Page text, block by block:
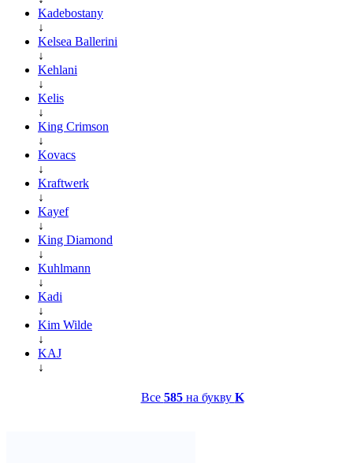
Kadebostany
↓
Kelsea Ballerini
↓
Kehlani
↓
Kelis
↓
King Crimson
↓
Kovacs
↓
Kraftwerk
↓
Kayef
↓
King Diamond
↓
Kuhlmann
↓
Kadi
↓
Kim Wilde
↓
KAJ
↓
Все 585на букву K